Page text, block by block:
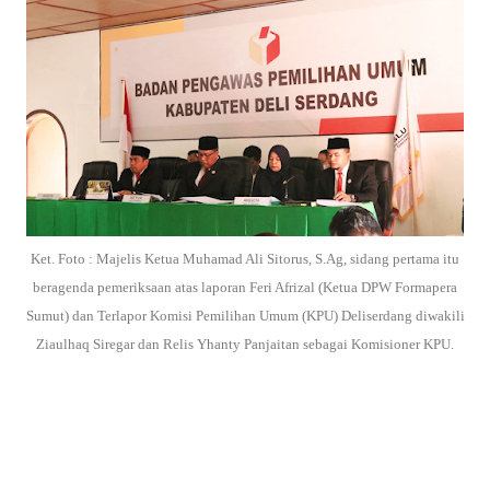
Ket. Foto : Majelis Ketua Muhamad Ali Sitorus, S.Ag, sidang pertama itu
beragenda pemeriksaan atas laporan Feri Afrizal (Ketua DPW Formapera
Sumut) dan Terlapor Komisi Pemilihan Umum (KPU) Deliserdang diwakili
Ziaulhaq Siregar dan Relis Yhanty Panjaitan sebagai Komisioner KPU.